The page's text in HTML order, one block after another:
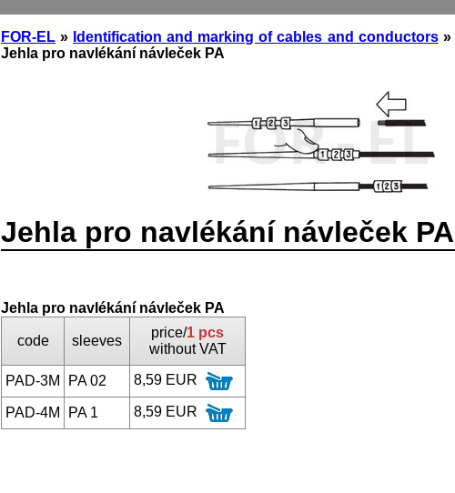
FOR-EL » Identification and marking of cables and conductors»
Jehla pro navlékání návleček PA
Jehla pro navlékání návleček PA
Jehla pro navlékání návleček PA
code sleeves
price/1 pcs
without VAT
PAD-3M PA 02 8,59 EUR
PAD-4M PA 1 8,59 EUR